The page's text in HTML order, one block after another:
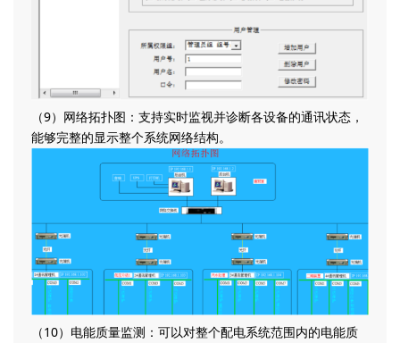
（9）网络拓扑图：支持实时监视并诊断各设备的通讯状态，
能够完整的显示整个系统网络结构。
（10）电能质量监测：可以对整个配电系统范围内的电能质